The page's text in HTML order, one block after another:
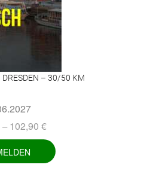
– 30/50 KM
–102,90 €